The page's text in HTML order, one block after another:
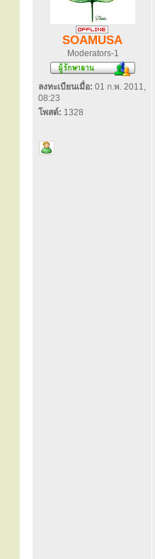
SOAMUSA
Moderators-1
ลงทะเบียนเมื่อ: 01 ก.พ. 2011,
08:23
โพสต์: 1328